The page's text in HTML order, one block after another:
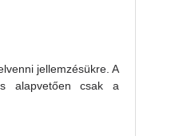
jellemzésükre. A
alapvetően csak a